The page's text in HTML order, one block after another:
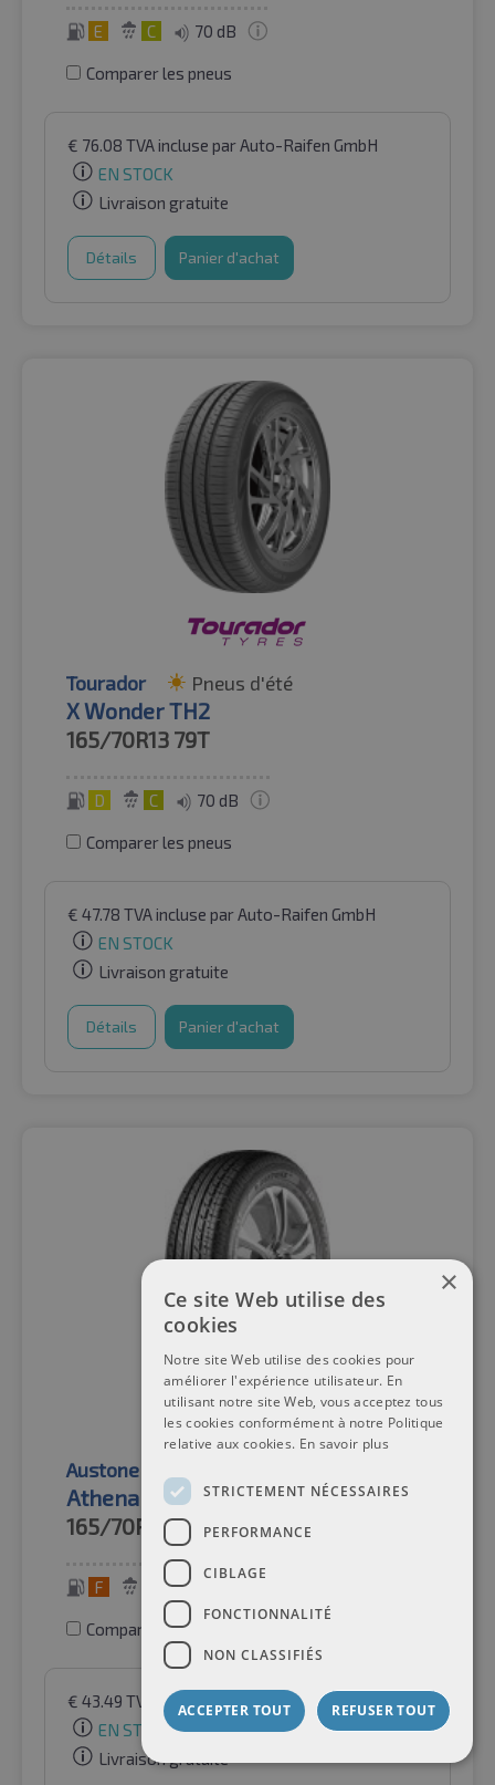
E C 70 dB
Comparer les pneus
€ 76.08 TVA incluse par Auto-Raifen GmbH
EN STOCK
Livraison gratuite
Détails Panier d'achat
Tourador Pneus d'été
X Wonder TH2
165/70R13 79T
D C 70 dB
Comparer les pneus
€ 47.78 TVA incluse par Auto-Raifen GmbH
EN STOCK
Livraison gratuite
Détails Panier d'achat
Austone
Athena SP-801
165/70R1379T
F
Comparer les pneus
€ 43.49 TVA inclusepar Auto-Raifen GmbH
EN STOCK
Livraison gratuite
×
Ce site Web utilise des
cookies
Notre site Web utilise des cookies pour
améliorer l'expérience utilisateur. En
utilisant notre site Web, vous acceptez tous
les cookies conformément à notre Politique
relative aux cookies. En savoir plus
STRICTEMENT NÉCESSAIRES
PERFORMANCE
CIBLAGE
FONCTIONNALITÉ
NON CLASSIFIÉS
ACCEPTER TOUT REFUSER TOUT